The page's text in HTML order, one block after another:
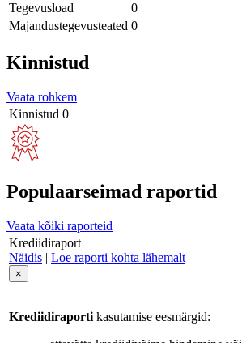
Tegevusload
0
Majandustegevusteated 0
Kinnistud
Vaata rohkem
Kinnistud 0
Populaarseimad raportid
Vaata kõiki raporteid
Krediidiraport
Näidis | Loe raporti kohta lähemalt
×
Krediidiraporti kasutamise eesmärgid: